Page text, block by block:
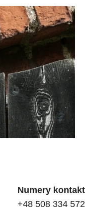
Numery
+48 508 334 572